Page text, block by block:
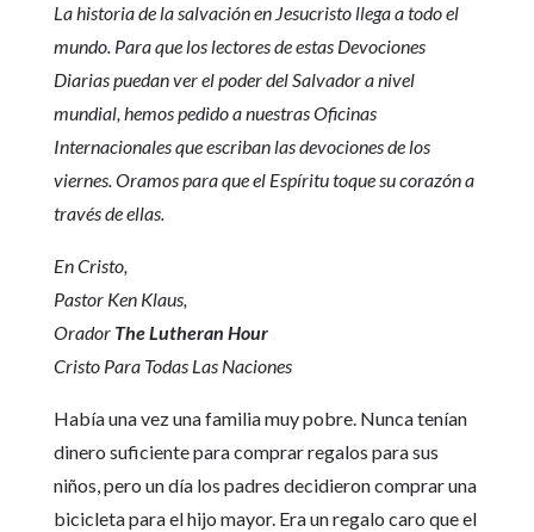
La historia de la salvación en Jesucristo llega a todo el
mundo. Para que los lectores de estas Devociones
Diarias puedan ver el poder del Salvador a nivel
mundial, hemos pedido a nuestras Oficinas
Internacionales que escriban las devociones de los
viernes. Oramos para que el Espíritu toque su corazón a
través de ellas.
En Cristo,
Pastor Ken Klaus,
Orador The Lutheran Hour
Cristo Para Todas Las Naciones
Había una vez una familia muy pobre. Nunca tenían
dinero suficiente para comprar regalos para sus
niños, pero un día los padres decidieron comprar una
bicicleta para el hijo mayor. Era un regalo caro que el